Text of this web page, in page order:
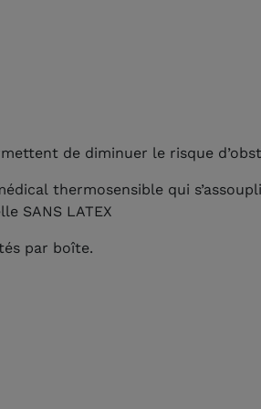
de diminuer le risque
thermosensible qui
SANS LATEX
par boîte.